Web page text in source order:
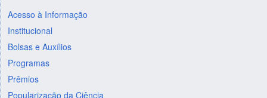
Acesso à Informação
Institucional
Bolsas e Auxílios
Programas
Prêmios
Popularização da Ciência